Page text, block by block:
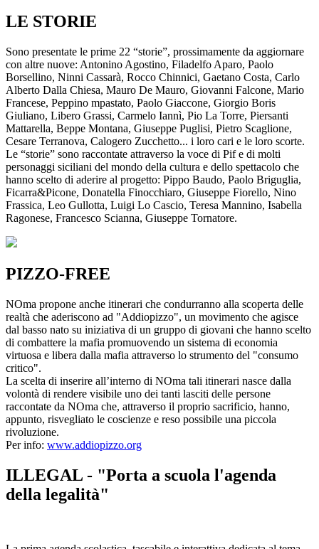
LE STORIE
Sono presentate le prime 22 “storie”, prossimamente da aggiornare
con altre nuove: Antonino Agostino, Filadelfo Aparo, Paolo
Borsellino, Ninni Cassarà, Rocco Chinnici, Gaetano Costa, Carlo
Alberto Dalla Chiesa, Mauro De Mauro, Giovanni Falcone, Mario
Francese, Peppino mpastato, Paolo Giaccone, Giorgio Boris
Giuliano, Libero Grassi, Carmelo Iannì, Pio La Torre, Piersanti
Mattarella, Beppe Montana, Giuseppe Puglisi, Pietro Scaglione,
Cesare Terranova, Calogero Zucchetto... i loro cari e le loro scorte.
Le “storie” sono raccontate attraverso la voce di Pif e di molti
personaggi siciliani del mondo della cultura e dello spettacolo che
hanno scelto di aderire al progetto: Pippo Baudo, Paolo Briguglia,
Ficarra&Picone, Donatella Finocchiaro, Giuseppe Fiorello, Nino
Frassica, Leo Gullotta, Luigi Lo Cascio, Teresa Mannino, Isabella
Ragonese, Francesco Scianna, Giuseppe Tornatore.
PIZZO-FREE
NOma propone anche itinerari che condurranno alla scoperta delle
realtà che aderiscono ad "Addiopizzo", un movimento che agisce
dal basso nato su iniziativa di un gruppo di giovani che hanno scelto
di combattere la mafia promuovendo un sistema di economia
virtuosa e libera dalla mafia attraverso lo strumento del "consumo
critico".
La scelta di inserire all’interno di NOma tali itinerari nasce dalla
volontà di rendere visibile uno dei tanti lasciti delle persone
raccontate da NOma che, attraverso il proprio sacrificio, hanno,
appunto, risvegliato le coscienze e reso possibile una piccola
rivoluzione.
Per info: www.addiopizzo.org
ILLEGAL - "Porta a scuola l'agenda
della legalità"